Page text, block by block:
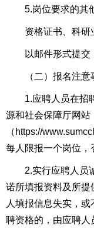
5.岗位要求的其他
资格证书、科研
以邮件形式提交（
（二）报名注意
1.应聘人员在招聘
源和社会保障厅网站
（ https://
每人限报一个岗位，
2.实行应聘人员诚
诺所填报资料及所提
人填报信息失实，
聘资格的，由应聘人